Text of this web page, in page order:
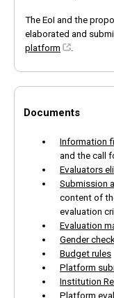
The EoI and the
elaborated and
platform
Documents
Information
and the call
Evaluators
Submission
content of
evaluation
Evaluation
Gender
Budget rules
Platform
Institution
Platform